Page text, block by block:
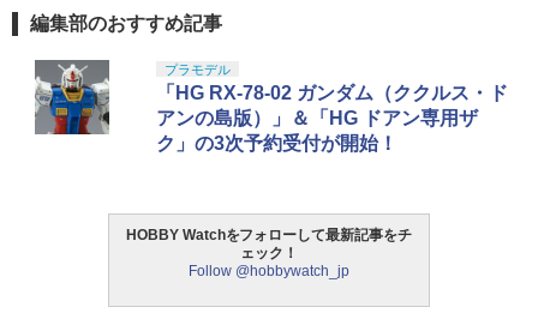
編集部のおすすめ記事
プラモデル
「HG RX-78-02 ガンダム（ククルス・ド
アンの島版）」＆「HG ドアン専用ザ
ク」の3次予約受付が開始！
HOBBY Watchをフォローして最新記事をチ
ェック！
Follow @hobbywatch_jp